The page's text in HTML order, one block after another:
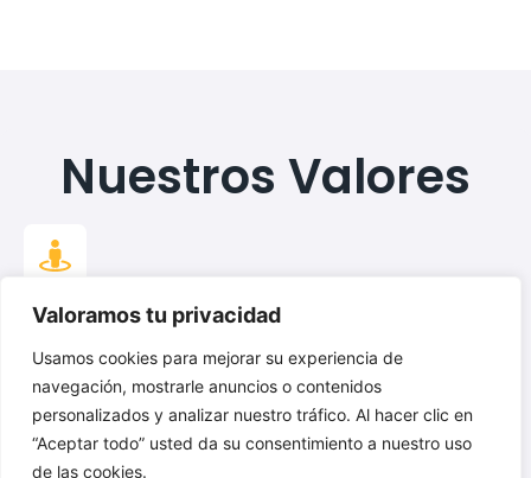
Valoramos tu privacidad
Usamos cookies para mejorar su experiencia de
navegación, mostrarle anuncios o contenidos
personalizados y analizar nuestro tráfico. Al hacer clic en
“Aceptar todo” usted da su consentimiento a nuestro uso
de las cookies.
Nuestros Valores
Compromiso
En Gober Decoración, nuestro compromiso es transformar
tus ideas en realidades, cuidando cada detalle con
dedicación y pasión.